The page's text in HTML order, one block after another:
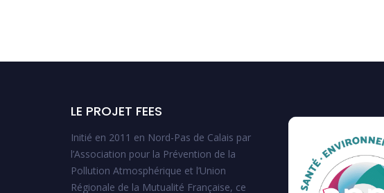
LE PROJET FEES
Initié en 2011 en Nord-Pas de Calais par
l’Association pour la Prévention de la
Pollution Atmosphérique et l’Union
Régionale de la Mutualité Française, ce